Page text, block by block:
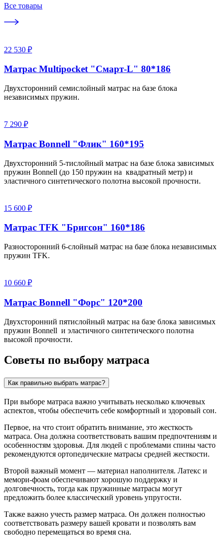
Все товары
22 530 ₽
Матрас Multipocket "Смарт-L" 80*186
Двухсторонний семислойный матрас на базе блока
независимых пружин.
7 290 ₽
Матрас Bonnell "Флик" 160*195
Двухсторонний 5-тислойный матрас на базе блока зависимых
пружин Bonnell (до 150 пружин на квадратный метр) и
эластичного синтетического полотна высокой прочности.
15 600 ₽
Матрас TFK "Бригсон" 160*186
Разносторонний 6-слойный матрас на базе блока независимых
пружин TFK.
10 660 ₽
Матрас Bonnell "Форс" 120*200
Двухсторонний пятислойный матрас на базе блока зависимых
пружин Bonnell и эластичного синтетического полотна
высокой прочности.
Советы по выбору матраса
Как правильно выбрать матрас?
При выборе матраса важно учитывать несколько ключевых
аспектов, чтобы обеспечить себе комфортный и здоровый сон.
Первое, на что стоит обратить внимание, это жесткость
матраса. Она должна соответствовать вашим предпочтениям и
особенностям здоровья. Для людей с проблемами спины часто
рекомендуются ортопедические матрасы средней жесткости.
Второй важный момент — материал наполнителя. Латекс и
мемори-фоам обеспечивают хорошую поддержку и
долговечность, тогда как пружинные матрасы могут
предложить более классический уровень упругости.
Также важно учесть размер матраса. Он должен полностью
соответствовать размеру вашей кровати и позволять вам
свободно перемещаться во время сна.